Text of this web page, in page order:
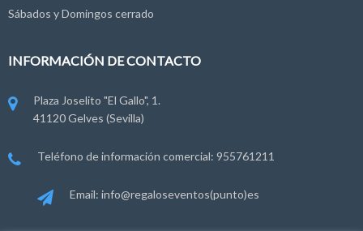
Sábados y Domingos cerrado
INFORMACIÓN DE CONTACTO
Plaza Joselito "El Gallo", 1.
41120 Gelves (Sevilla)
Teléfono de información comercial: 955761211
Email: info@regaloseventos(punto)es